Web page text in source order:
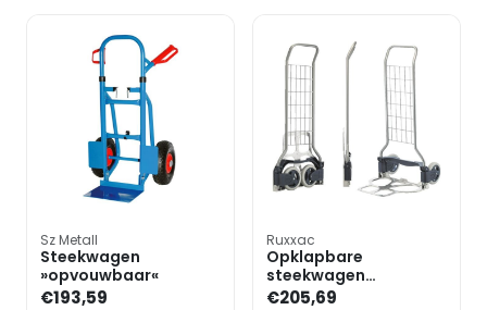
Sz Metall
Steekwagen
»opvouwbaar«
€193,59
Ruxxac
Opklapbare
steekwagen
»Paketroller«
€205,69